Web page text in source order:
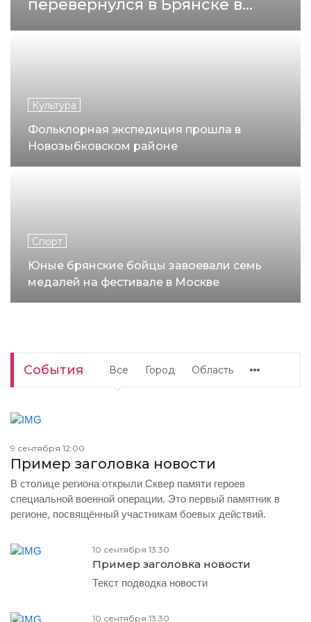
перевернулся в Брянске в
Культура
Фольклорная экспедиция прошла в
Новозыбковском районе
Спорт
Юные брянские бойцы завоевали семь
медалей на фестивале в Москве
События Все Город Область
9 сентября 12:00
Пример заголовка новости
В столице региона открыли Сквер памяти героев
специальной военной операции. Это первый памятник в
регионе, посвящённый участникам боевых действий.
10 сентября 13:30
Пример заголовка новости
Текст подводка новости
10 сентября 13:30